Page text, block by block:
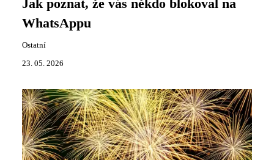
Jak poznat, že vás někdo blokoval na
WhatsAppu
Ostatní
23. 05. 2026